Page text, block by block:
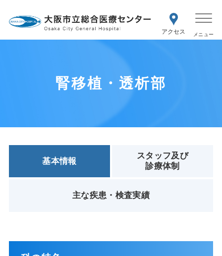
セス
腎移植・透析部
基本情報
スタッフ及び
診療体制
主な疾患・検査実績
紹介状をお持ちの方はこちら
再診の予約変更はこちら